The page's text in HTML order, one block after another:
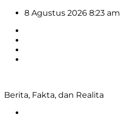
Skip
content
8 Agustus 2026 8:23 am
Berita, Fakta, dan Realita